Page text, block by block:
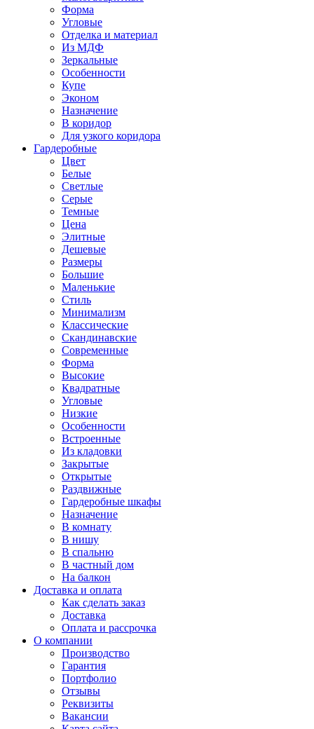
Форма
Угловые
Отделка и материал
Из МДФ
Зеркальные
Особенности
Купе
Эконом
Назначение
В коридор
Для узкого коридора
Гардеробные
Цвет
Белые
Светлые
Серые
Темные
Цена
Элитные
Дешевые
Размеры
Большие
Маленькие
Стиль
Минимализм
Классические
Скандинавские
Современные
Форма
Высокие
Квадратные
Угловые
Низкие
Особенности
Встроенные
Из кладовки
Закрытые
Открытые
Раздвижные
Гардеробные шкафы
Назначение
В комнату
В нишу
В спальню
В частный дом
На балкон
Доставка и оплата
Как сделать заказ
Доставка
Оплата и рассрочка
О компании
Производство
Гарантия
Портфолио
Отзывы
Реквизиты
Вакансии